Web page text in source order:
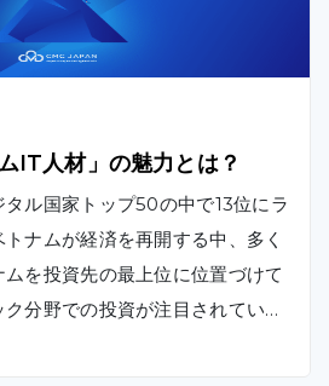
IT人材」の魅力とは？
ル国家トップ50の中で13位にラ
ナムが経済を再開する中、多く
を投資先の最上位に位置づけて
分野での投資が注目されていま
のIT人材が今後さらに注目され